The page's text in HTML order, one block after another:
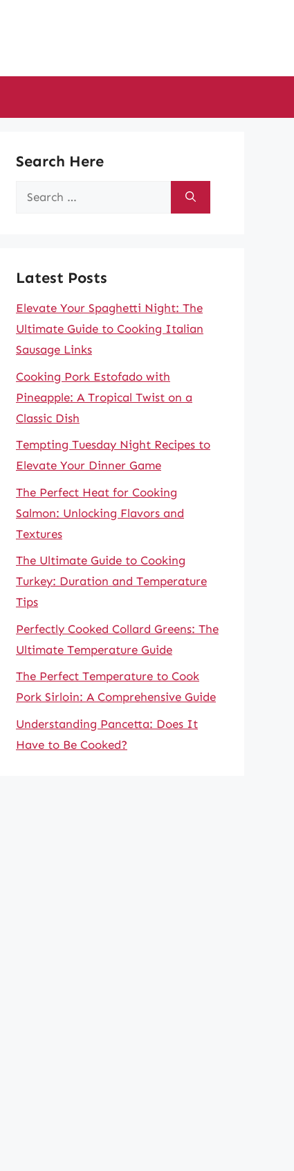
Search Here
Search
Latest Posts
Elevate Your Spaghetti Night: The
Ultimate Guide to Cooking Italian
Sausage Links
Cooking Pork Estofado with
Pineapple: A Tropical Twist on a
Classic Dish
Tempting Tuesday Night Recipes to
Elevate Your Dinner Game
The Perfect Heat for Cooking
Salmon: Unlocking Flavors and
Textures
The Ultimate Guide to Cooking
Turkey: Duration and Temperature
Tips
Perfectly Cooked Collard Greens: The
Ultimate Temperature Guide
The Perfect Temperature to Cook
Pork Sirloin: A Comprehensive Guide
Understanding Pancetta: Does It
Have to Be Cooked?